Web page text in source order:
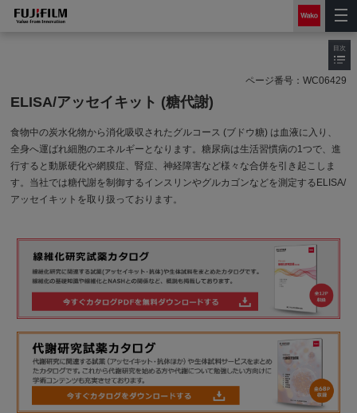
ページ番号： WC06429
ELISA/アッセイキット (糖代謝)
食物中の炭水化物から消化吸収されたグルコース (ブドウ糖) は血液に入り、
全身へ運ばれ細胞のエネルギーとなります。糖尿病は生活習慣病の1つで、進
行すると動脈硬化や網膜症、腎症、神経障害など様々な合併を引き起こしま
す。当社では糖代謝を制御するインスリンやグルカゴンなどを測定するELISA/
アッセイキットを取り扱っております。
目次